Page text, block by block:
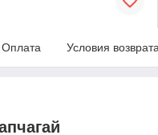
Оплата Условия